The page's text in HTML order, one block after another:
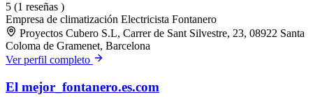
5 (1 reseñas )
Empresa de climatización Electricista Fontanero
Proyectos Cubero S.L, Carrer de Sant Silvestre, 23, 08922 Santa
Coloma de Gramenet, Barcelona
Ver perfil completo
El mejor_fontanero.es.com